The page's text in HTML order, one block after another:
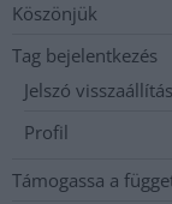
Köszönjük
Tag bejelentkezés
Jelszó
Profil
Támogassa a